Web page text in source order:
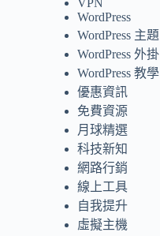
WordPress
WordPress 主題
WordPress 外掛
WordPress 教學
優惠資訊
免費資源
月球精選
科技新知
網路行銷
線上工具
自我提升
虛擬主機